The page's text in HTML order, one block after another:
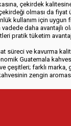
çekirdek
olması da
kullanım için
daha avantajlı
pratik tüketim
süreci ve kavurma
Guatemala
çeşitleri; farklı
zengin